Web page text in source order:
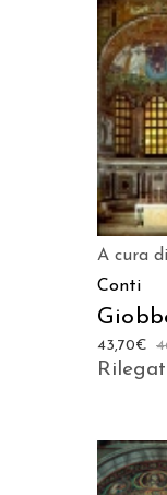
A cura
Conti
43,70€